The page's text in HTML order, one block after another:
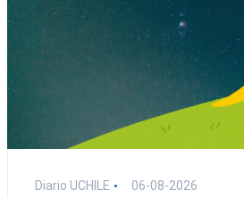
Diario UCHILE 06-08-2026